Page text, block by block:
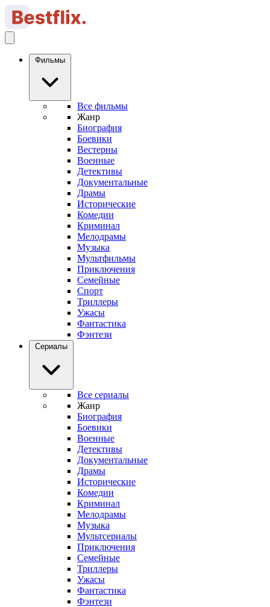
Фильмы
Все фильмы
Жанр
Биография
Боевики
Вестерны
Военные
Детективы
Документальные
Драмы
Исторические
Комедии
Криминал
Мелодрамы
Музыка
Мультфильмы
Приключения
Семейные
Спорт
Триллеры
Ужасы
Фантастика
Фэнтези
Сериалы
Все сериалы
Жанр
Биография
Боевики
Военные
Детективы
Документальные
Драмы
Исторические
Комедии
Криминал
Мелодрамы
Музыка
Мультсериалы
Приключения
Семейные
Триллеры
Ужасы
Фантастика
Фэнтези